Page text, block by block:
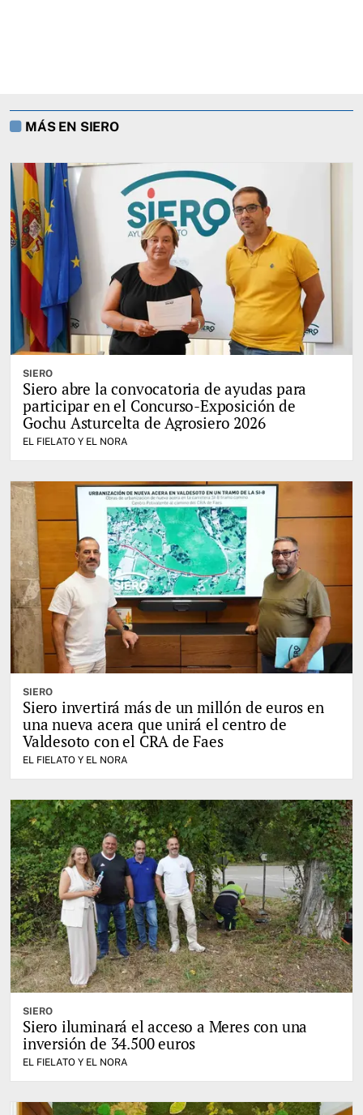
MÁS EN SIERO
SIERO
Siero abre la convocatoria de ayudas para
participar en el Concurso-Exposición de
Gochu Asturcelta de Agrosiero 2026
EL FIELATO Y EL NORA
SIERO
Siero invertirá más de un millón de euros en
una nueva acera que unirá el centro de
Valdesoto con el CRA de Faes
EL FIELATO Y EL NORA
SIERO
Siero iluminará el acceso a Meres con una
inversión de 34.500 euros
EL FIELATO Y EL NORA